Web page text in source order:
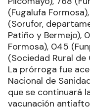
(Fugalufa
(Sorufor,
Patiño y Bermejo),
Formosa), 045
(Sociedad Rural
La prórroga fue
Nacional de
que se continuará
vacunación